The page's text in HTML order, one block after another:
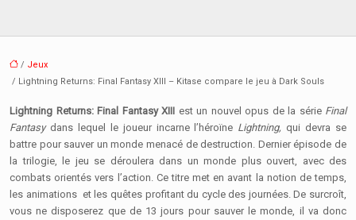
/ Jeux
/ Lightning Returns: Final Fantasy XIII – Kitase compare le jeu à Dark Souls
Lightning Returns: Final Fantasy XIII est un nouvel opus de la série Final
Fantasydans lequel le joueur incarne l’héroïne Lightning, qui devra se
battre pour sauver un monde menacé de destruction. Dernier épisode de
la trilogie, le jeu se déroulera dans un monde plus ouvert, avec des
combats orientés vers l’action. Ce titre met en avant la notion de temps,
les animations et les quêtes profitant du cycle des journées. De surcroît,
vous ne disposerez que de 13 jours pour sauver le monde, il va donc